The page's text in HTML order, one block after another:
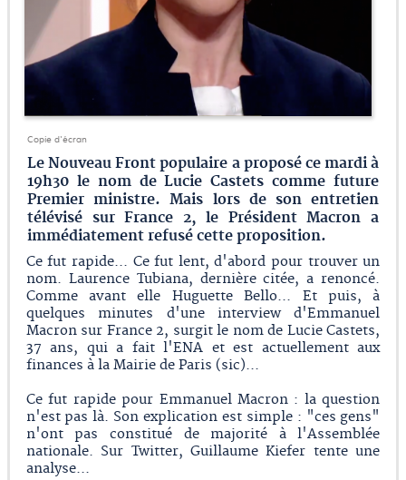
Copie d'écran
Le Nouveau Front populaire a proposé ce mardi à
19h30 le nom de Lucie Castets comme future
Premier ministre. Mais lors de son entretien
télévisé sur France 2, le Président Macron a
immédiatement refusé cette proposition.
Ce fut rapide... Ce fut lent, d'abord pour trouver un
nom. Laurence Tubiana, dernière citée, a renoncé.
Comme avant elle Huguette Bello... Et puis, à
quelques minutes d'une interview d'Emmanuel
Macron sur France 2, surgit le nom de Lucie Castets,
37 ans, qui a fait l'ENA et est actuellement aux
finances à la Mairie de Paris (sic)...
Ce fut rapide pour Emmanuel Macron : la question
n'est pas là. Son explication est simple : "ces gens"
n'ont pas constitué de majorité à l'Assemblée
nationale. Sur Twitter, Guillaume Kiefer tente une
analyse...